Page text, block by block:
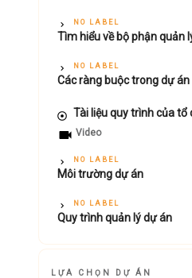
NO LABEL
Tìm hiểu về bộ phận quản
NO LABEL
Các ràng buộc trong dự án
Tài liệu quy trình của tổ
Video
NO LABEL
Môi trường dự án
NO LABEL
Quy trình quản lý dự án
LỰA CHỌN DỰ ÁN